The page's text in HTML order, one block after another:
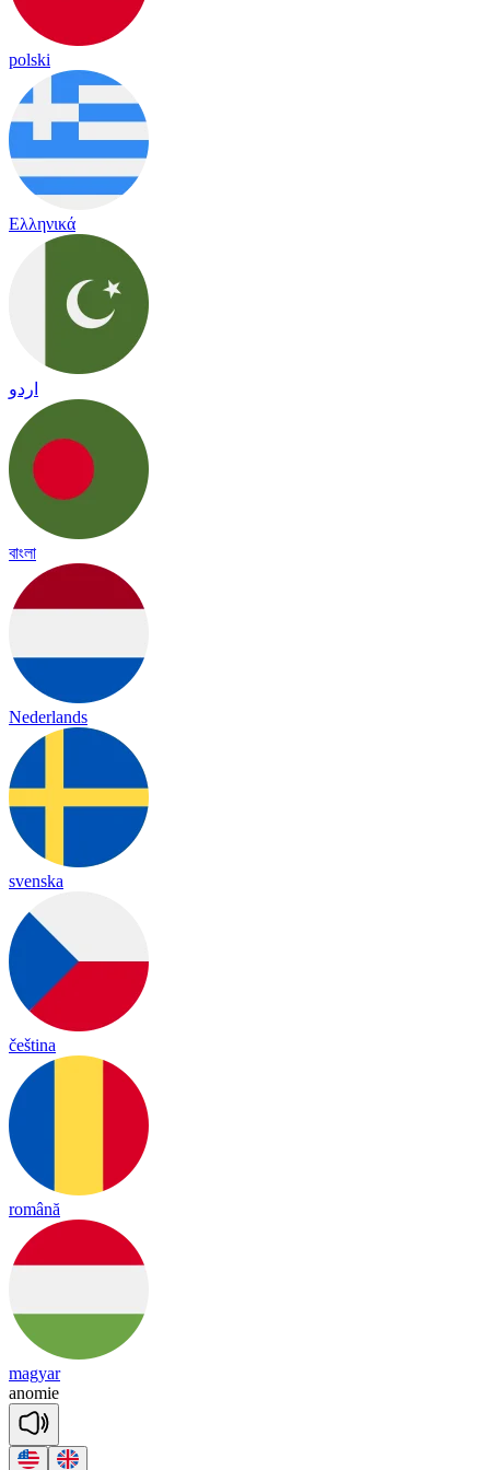
polski
Ελληνικά
اردو
বাংলা
Nederlands
svenska
čeština
română
magyar
anomie